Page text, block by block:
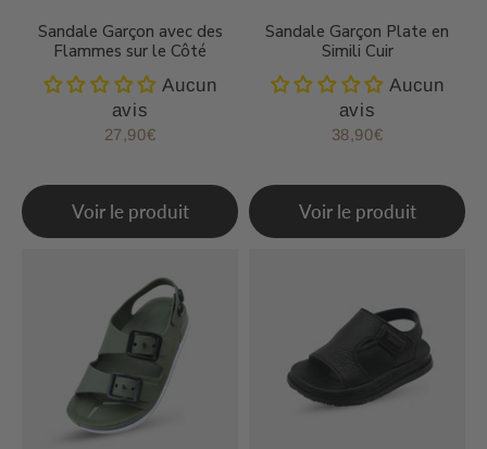
Sandale Garçon avec des
Flammes sur le Côté
Aucun
avis
Prix
27,90€
Voir le produit
Sandale Garçon Plate en
Simili Cuir
Aucun
avis
Prix
38,90€
Voir le produit